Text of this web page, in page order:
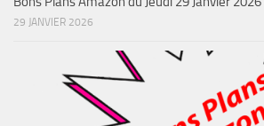
29 JANVIER 2026